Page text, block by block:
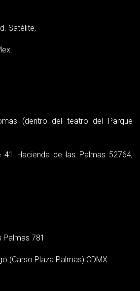
Satélite,
(dentro del teatro del Parque
41 Hacienda de las Palmas 52764,
Palmas 781
(Carso Plaza Palmas) CDMX